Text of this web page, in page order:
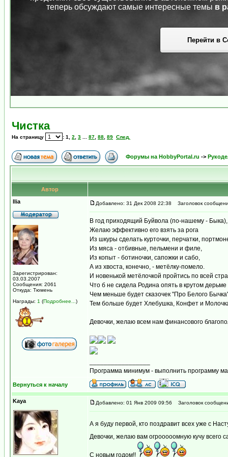
теперь обсуждают самые интересные темы в
Перейти в
Чистка
На страницу : 1 2 3 87 88 89 След.
Форумы на HobbyPortal.ru ->
Автор
Ilia
Зарегистрирован:
03.03.2007
Сообщения: 2061
Откуда: Тюмень
Награды: 1 (Подробнее... )
Добавлено: 31 Дек 2008 22:38 Заголовок
В год приходящий Буйвола (по-нашему - Быка),
Желаю эффективно его взять за рога
Из шкуры сделать курточки, перчатки,
Из мяса - отбивные, пельмени и филе,
Из копыт - ботиночки, сапожки и сабо,
А из хвоста, конечно, - метёлку-помело.
И новенькой метёлочкой пройтись по всей
Что б не сидела Родина опять в крутом дерьме
Чем меньше будет сказочек "Про Белого
Тем больше будет Хлебушка, Конфет и
Девочки, желаю всем нам финансового
Программа минимум - выполнить программу
Вернуться к началу
Kaya Добавлено: 01 Янв 2009 09:56 Заголовок
А я буду первой, кто поздравит всех уже с
Девочки, желаю вам огрооооомную кучу всего
С новым годом!!